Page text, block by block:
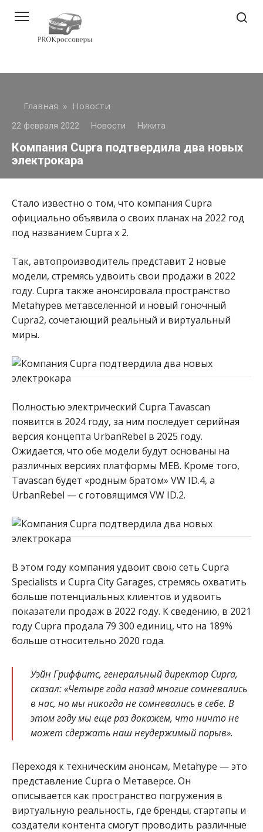
контенту
Главная » Новости
22 февраля 2022 Новости Никита
Компания Cupra подтвердила два новых
электрокара
Стало известно о том, что компания Cupra
официально объявила о своих планах на 2022 год
под названием Cupra x 2.
Так, автопроизводитель представит 2 новые
модели, стремясь удвоить свои продажи в 2022
году. Cupra также анонсировала пространство
Metahypeв метавселенной и новый гоночный
Cupra2, сочетающий реальный и виртуальный
миры.
Полностью электрический Cupra Tavascan
появится в 2024 году, за ним последует серийная
версия концепта UrbanRebel в 2025 году.
Ожидается, что обе модели будут основаны на
различных версиях платформы MEB. Кроме того,
Tavascan будет «родным братом» VW ID.4, а
UrbanRebel — с готовящимся VW ID.2.
В этом году компания удвоит свою сеть Cupra
Specialists и Cupra City Garages, стремясь охватить
больше потенциальных клиентов и удвоить
показатели продаж в 2022 году. К сведению, в 2021
году Cupra продала 79 300 единиц, что на 189%
больше относительно 2020 года.
Уэйн Гриффитс, генеральный директор Cupra,
сказал: «Четыре года назад многие сомневались
в нас, но мы никогда не сомневались в себе. В
этом году мы еще раз докажем, что ничто не
может сдержать наш неудержимый порыв».
Переходя к техническим анонсам, Metahype — это
представление Cupra о Метаверсе. Он
описывается как пространство погружения в
виртуальную реальность, где бренды, стартапы и
создатели контента смогут проводить различные